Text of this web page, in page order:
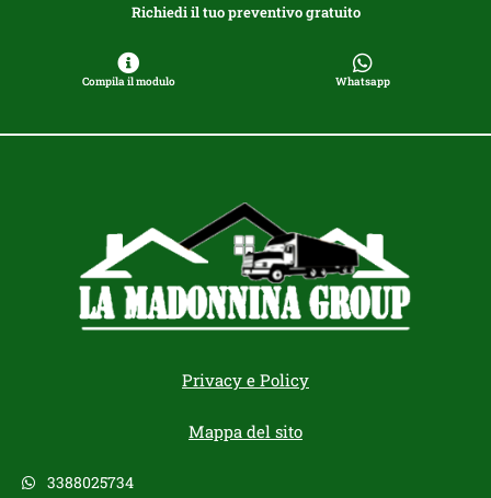
Richiedi il tuo preventivo gratuito
Compila il modulo Whatsapp
Privacy e Policy
Mappa del sito
3388025734